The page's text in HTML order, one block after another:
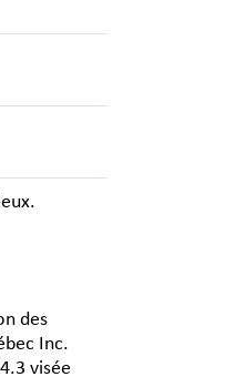
des
Inc.
visée